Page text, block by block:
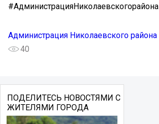
#АдминистрацияНиколаевскогорайона
Администрация Николаевского района
40
ПОДЕЛИТЕСЬ НОВОСТЯМИ С
ЖИТЕЛЯМИ ГОРОДА